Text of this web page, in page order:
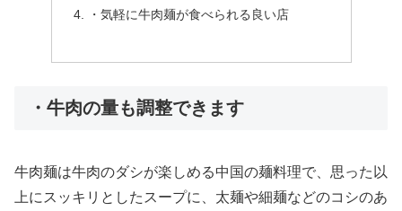
・気軽に牛肉麺が食べられる良い店
・牛肉の量も調整できます
牛肉麺は牛肉のダシが楽しめる中国の麺料理で、思った以
上にスッキリとしたスープに、太麺や細麺などのコシのあ